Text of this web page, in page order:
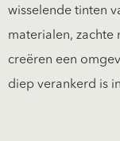
wisselende tinten
materialen, zachte
creëren een
diep verankerd is